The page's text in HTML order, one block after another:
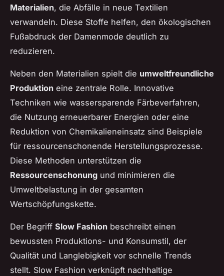
Materialien, die Abfälle in neue Textilien
verwandeln. Diese Stoffe helfen, den ökologischen
Fußabdruck der Damenmode deutlich zu
reduzieren.
Neben den Materialien spielt die umweltfreundliche
Produktion eine zentrale Rolle. Innovative
Techniken wie wassersparende Färbeverfahren,
die Nutzung erneuerbarer Energien oder eine
Reduktion von Chemikalieneinsatz sind Beispiele
für ressourcenschonende Herstellungsprozesse.
Diese Methoden unterstützen die
Ressourcenschonung und minimieren die
Umweltbelastung in der gesamten
Wertschöpfungskette.
Der Begriff Slow Fashion beschreibt einen
bewussten Produktions- und Konsumstil, der
Qualität und Langlebigkeit vor schnelle Trends
stellt. Slow Fashion verknüpft nachhaltige